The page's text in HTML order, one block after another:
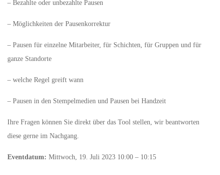
– Bezahlte oder unbezahlte Pausen
– Möglichkeiten der Pausenkorrektur
– Pausen für einzelne Mitarbeiter, für Schichten, für Gruppen und für
ganze Standorte
– welche Regel greift wann
– Pausen in den Stempelmedien und Pausen bei Handzeit
Ihre Fragen können Sie direkt über das Tool stellen, wir beantworten
diese gerne im Nachgang.
Eventdatum: Mittwoch, 19. Juli 2023 10:00 – 10:15